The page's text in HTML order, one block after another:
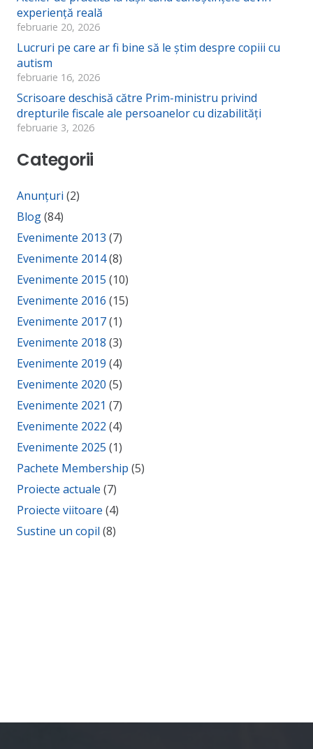
experiență reală
februarie 20, 2026
Lucruri pe care ar fi bine să le ştim despre copiii cu
autism
februarie 16, 2026
Scrisoare deschisă către Prim-ministru privind
drepturile fiscale ale persoanelor cu dizabilități
februarie 3, 2026
Categorii
Anunțuri (2)
Blog(84)
Evenimente 2013 (7)
Evenimente 2014(8)
Evenimente 2015 (10)
Evenimente 2016 (15)
Evenimente 2017(1)
Evenimente 2018 (3)
Evenimente 2019 (4)
Evenimente 2020 (5)
Evenimente 2021 (7)
Evenimente 2022 (4)
Evenimente 2025 (1)
Pachete Membership (5)
Proiecte actuale (7)
Proiecte viitoare (4)
Sustine un copil (8)